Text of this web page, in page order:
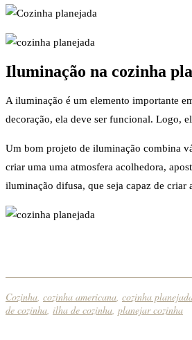
Iluminação na cozinha
A iluminação é um elemento importante
decoração, ela deve ser funcional. Logo,
Um bom projeto de iluminação combina
criar uma uma atmosfera acolhedora,
iluminação difusa, que seja capaz de criar
Cozinha, cozinha americana, cozinha
de cozinha, ilha de cozinha, planejar cozinha